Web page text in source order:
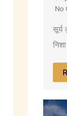
No
सूर्य